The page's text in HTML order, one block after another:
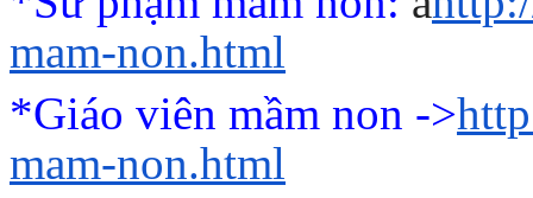
mam-non.html
*Giáo viên mầm non ->
mam-non.html